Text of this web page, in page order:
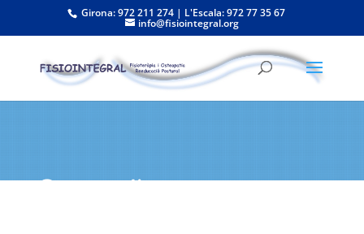
Girona: 972 211 274 | L'Escala: 972 77 35 67
info@fisiointegral.org
Contacti'ns